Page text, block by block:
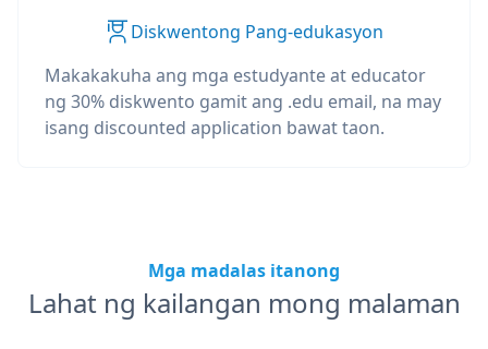
Diskwentong Pang-edukasyon
Makakakuha ang mga estudyante at educator
ng 30% diskwento gamit ang .edu email, na may
isang discounted application bawat taon.
Mga madalas itanong
Lahat ng kailangan mong malaman